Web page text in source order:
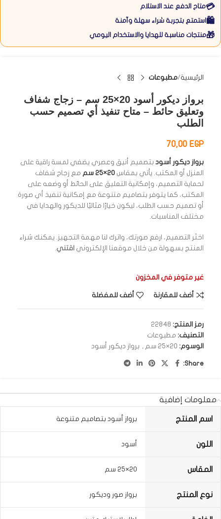
💳متاح الدفع عند الاستلام
🛍️ استمتع بتجربة شراء سهلة وآمنة
🎁منتجات مناسبة للهدايا والاستخدام اليومي
الرئيسية مطبوعات
برواز ديكور أسود 20×25 سم – زجاج شفاف
وتعليق حائط – متاح تنفيذ أي تصميم حسب
الطلب
70,00 EGP
برواز ديكور أسود بتصميم أنيق وعصري يضفي لمسة راقية على
المنزل أو المكتب. يأتي بمقاس 20×25 سم
مع زجاج شفاف
لحماية التصميم، وإمكانية التعليق على الحائط أو وضعه على
المكتب، كما يتوفر بتصاميم متنوعة مع إمكانية تنفيذ أي صورة
أو تصميم حسب الطلب، ليكون خيارًا مثاليًا للديكور والهدايا في
مختلف المناسبات.
اختَر التصميم، ارفع صورتك، واترك لنا مهمة التجهيز. يمكنك شراء
المنتج بسهولة من خلال موقعنا الإلكتروني اقتني.
غير متوفر في المخزون
أضف للمقارنة أضف للمفضلة
رمز المنتج: 22848
التصنيف: مطبوعات
الوسوم: 20×25 سم , برواز ديكور أسود
Share:
معلومات إضافية
اسم المنتج برواز أسود بتصاميم متنوعة
اللون أسود
المقاس 20×25 سم
نوع المنتج برواز صور وديكور